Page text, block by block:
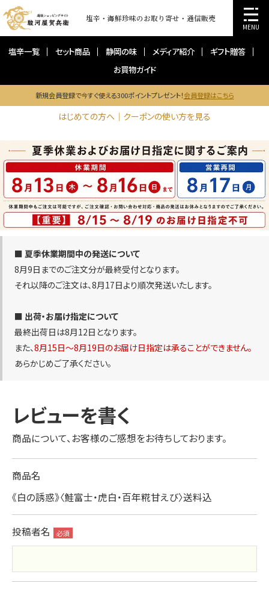
塩辛・海鮮珍味のお取り寄せ・通信販売
塩辛一覧 セット商品 静岡の味 メディア紹介
ギフト贈答
お買物ガイド
新規会員登録で今すぐ使える300ポイントプレゼント！会員登録はこちら
はじめての方へ｜クーポンの使い方を見る
■ 夏季休業期間中の発送について
8月9日までのご注文分が最終受付となります。
それ以降のご注文は、8月17日より順次発送いたします。
■ 出荷・お届け指定について
最終出荷日は8月12日となります。
また、8月15日〜8月19日のお届け日指定は承ることができません。
あらかじめご了承ください。
レビューを書く
商品について、お客様のご感想をお待ちしております。
商品名
《白の誘惑》〈鮭富士・虎白・百年糀甘えび〉送料込
投稿者名 必須
MENU